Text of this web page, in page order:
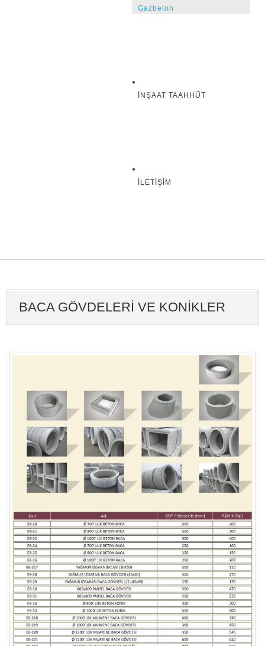
Gazbeton
İNŞAAT TAAHHÜT
İLETIŞIM
BACA GÖVDELERI VE KONIKLER